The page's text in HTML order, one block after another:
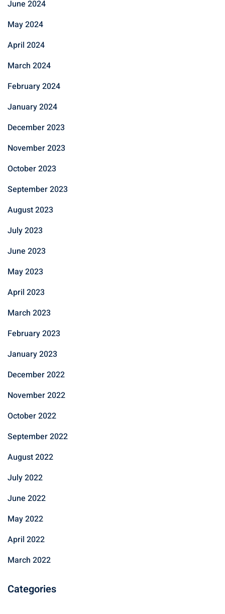
June 2024
May 2024
April 2024
March 2024
February 2024
January 2024
December 2023
November 2023
October 2023
September 2023
August 2023
July 2023
June 2023
May 2023
April 2023
March 2023
February 2023
January 2023
December 2022
November 2022
October 2022
September 2022
August 2022
July 2022
June 2022
May 2022
April 2022
March 2022
Categories